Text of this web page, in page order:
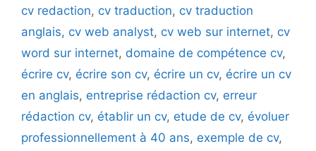
cv redaction, cv traduction, cv traduction
anglais, cv web analyst, cv web sur internet, cv
word sur internet, domaine de compétence cv,
écrire cv, écrire son cv, écrire un cv, écrire un cv
en anglais, entreprise rédaction cv, erreur
rédaction cv, établir un cv, etude de cv, évoluer
professionnellement à 40 ans, exemple de cv,